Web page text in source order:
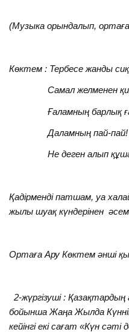
(Музыка орындалып,
Көктем : Тербесе жанды
Самал желменен
Ғаламның барлық
Даламның пай-пай!
Не деген алып
Қадірменді патшам, уа
жылы шуақ күндерінен
Ортаға Ару Көктем әнші
2-жүргізуші : Қазақтардың
бойынша Жаңа Жылда
кейінгі екі сағат «Күн